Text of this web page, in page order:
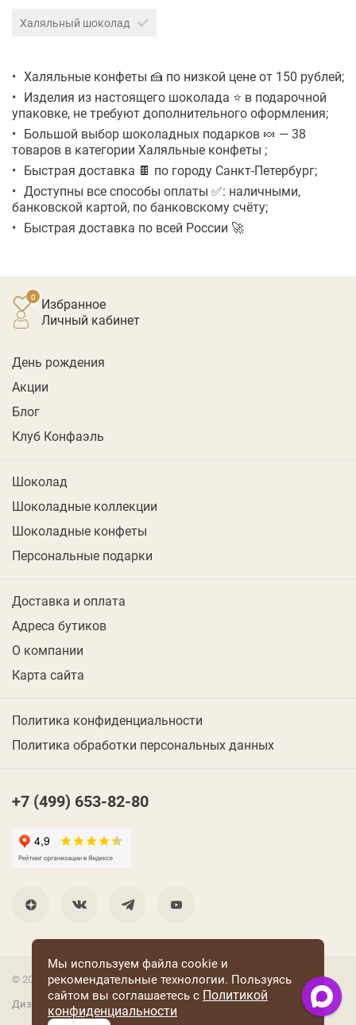
Халяльный шоколад
Халяльные конфеты 🍰 по низкой цене от 150 рублей;
Изделия из настоящего шоколада ⭐ в подарочной
упаковке, не требуют дополнительного оформления;
Большой выбор шоколадных подарков 🍬 — 38
товаров в категории Халяльные конфеты ;
Быстрая доставка 🍫 по городу Санкт-Петербург;
Доступны все способы оплаты ✅: наличными,
банковской картой, по банковскому счёту;
Быстрая доставка по всей России 🚀
Избранное
личный кабинет
День рождения
Акции
Блог
Клуб Конфаэль
Шоколад
Шоколадные коллекции
Шоколадные конфеты
Персональные подарки
Доставка и оплата
Адреса бутиков
О компании
Карта сайта
Политика конфиденциальности
Политика обработки персональных данных
+7 (499) 653-82-80
© 2001 Группа компаний «Конфаэль»
Дизайн —RUSO
Мы используем файла cookie и
рекомендательные технологии. Пользуясь
сайтом вы соглашаетесь с Политикой
конфиденциальности